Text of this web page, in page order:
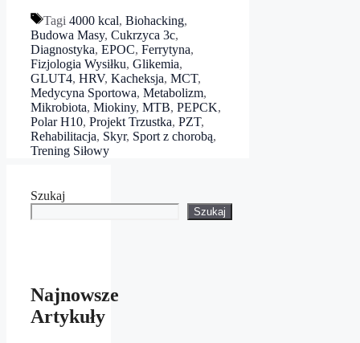
Tagi 4000 kcal, Biohacking,
Budowa Masy, Cukrzyca 3c,
Diagnostyka, EPOC, Ferrytyna,
Fizjologia Wysiłku, Glikemia,
GLUT4, HRV, Kacheksja, MCT,
Medycyna Sportowa, Metabolizm,
Mikrobiota, Miokiny, MTB, PEPCK,
Polar H10, Projekt Trzustka, PZT,
Rehabilitacja, Skyr, Sport z chorobą,
Trening Siłowy
Szukaj
Szukaj
Najnowsze
Artykuły